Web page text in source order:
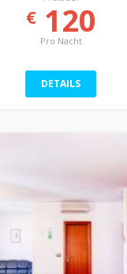
€120
Pro Nacht
DETAILS